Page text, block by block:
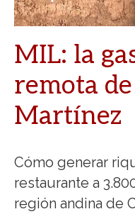
MIL: la
remota
Martínez
Cómo generar
restaurante a
región andina de